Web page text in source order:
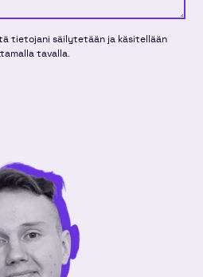
tietojani säilytetään ja käsitellään
tavalla.